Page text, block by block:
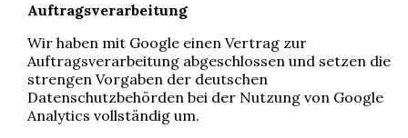
Auftragsverarbeitung
Wir haben mit Google einen Vertrag zur
Auftragsverarbeitung abgeschlossen und setzen die
strengen Vorgaben der deutschen
Datenschutzbehörden bei der Nutzung von Google
Analytics vollständig um.